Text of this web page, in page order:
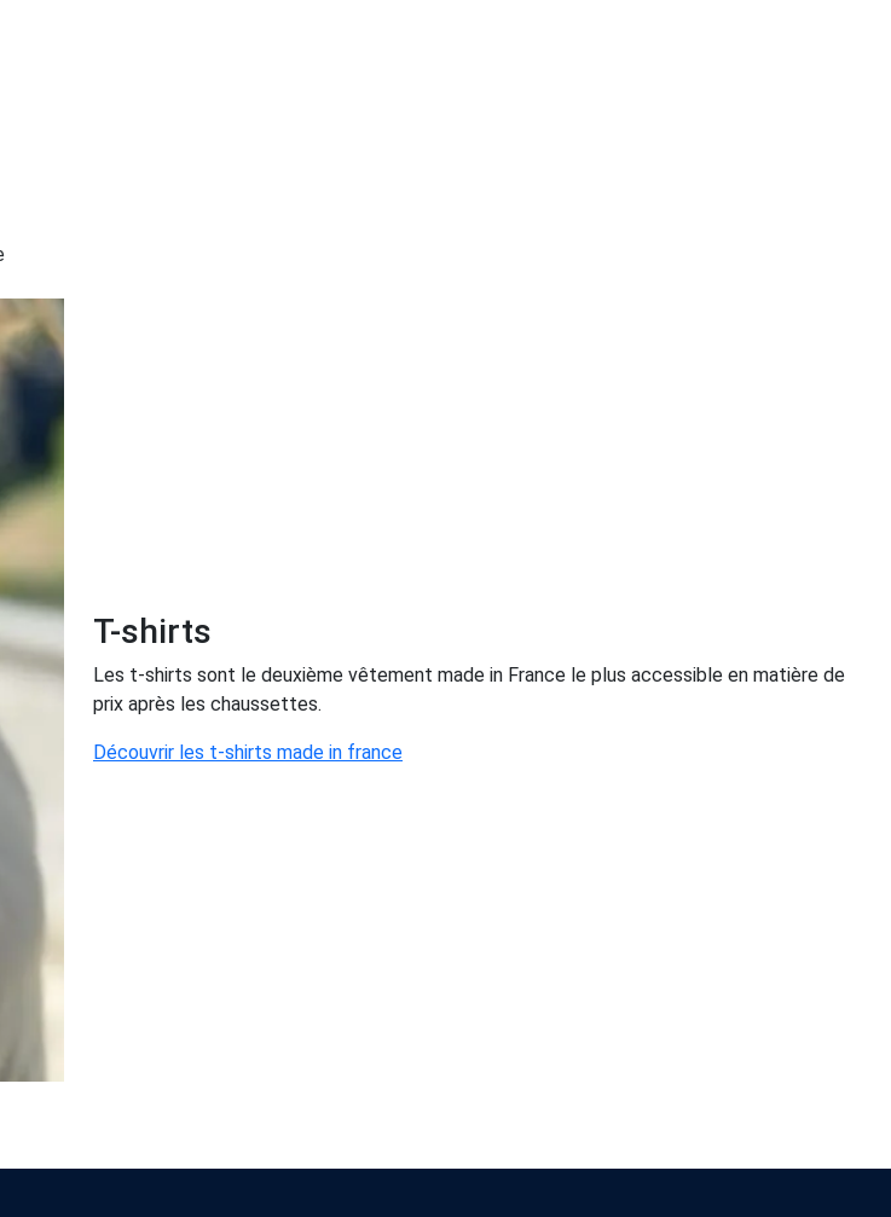
T-shirts
Les t-shirts sont le deuxième vêtement made in France le plus accessible en matière de
prix après les chaussettes.
Découvrir les t-shirts made in france